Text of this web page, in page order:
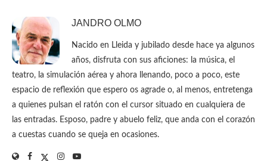
JANDRO OLMO
Nacido en Lleida y jubilado desde hace ya algunos
años, disfruta con sus aficiones: la música, el
teatro, la simulación aérea y ahora llenando, poco a poco, este
espacio de reflexión que espero os agrade o, al menos, entretenga
a quienes pulsan el ratón con el cursor situado en cualquiera de
las entradas. Esposo, padre y abuelo feliz, que anda con el corazón
a cuestas cuando se queja en ocasiones.